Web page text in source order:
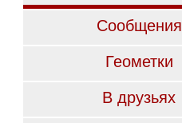
Сообщения
Геометки
В друзьях